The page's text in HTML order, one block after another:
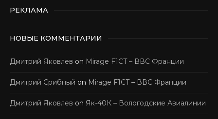
РЕКЛАМА
НОВЫЕ КОММЕНТАРИИ
Дмитрий Яковлев on Mirage F1CT – ВВС Франции
Дмитрий Срибный on Mirage F1CT – ВВС Франции
Дмитрий Яковлев on Як-40К – Вологодские Авиалинии